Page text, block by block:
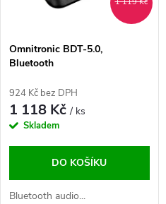
Omnitronic BDT-5.0,
Bluetooth
924 Kč bez DPH
1 118 Kč/ ks
Skladem
DO KOŠÍKU
Bluetooth audio...